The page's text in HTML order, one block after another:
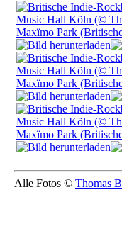
Maxïmo Park
Maxïmo Park
Maxïmo Park
Alle Fotos © Thomas